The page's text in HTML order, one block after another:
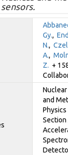
Gy.,
N.,
A.,
Z. +
and
Physics
Section